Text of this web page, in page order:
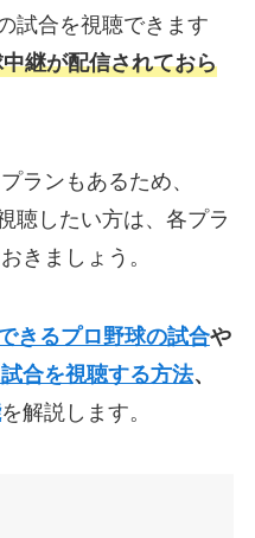
試合を視聴できます
継が配信されておら
ランもあるため、
聴したい方は、各プラ
きましょう。
きるプロ野球の試合や
合を視聴する方法、
を解説します。